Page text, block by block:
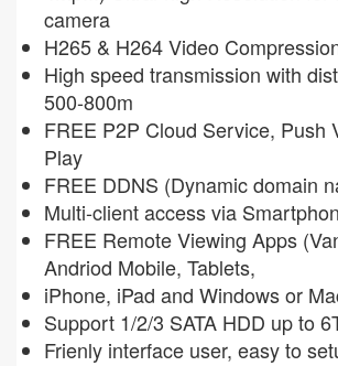
camera
H265 & H264 Video
High speed transmission with
500-800m
FREE P2P Cloud Service, Push
Play
FREE DDNS (Dynamic domain
Multi-client access via
FREE Remote Viewing Apps
Andriod Mobile, Tablets,
iPhone, iPad and Windows or
Support 1/2/3 SATA HDD up to
Frienly interface user, easy to